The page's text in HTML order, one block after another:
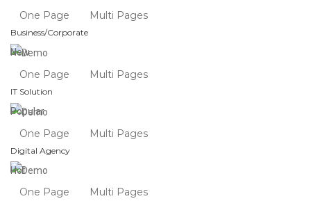
One Page Multi Pages
Business/Corporate
New
One Page Multi Pages
IT Solution
Popular
One Page Multi Pages
Digital Agency
Hot
One Page Multi Pages